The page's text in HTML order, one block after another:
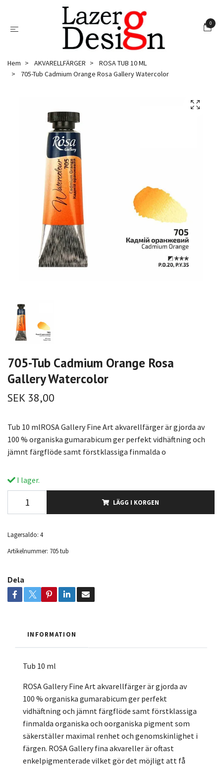
0
Hem AKVARELLFÄRGER
ROSA TUB 10 ML
705-Tub Cadmium Orange Rosa Gallery Watercolor
705-Tub Cadmium Orange Rosa
Gallery Watercolor
SEK 38,00
Tub 10 mlROSA Gallery Fine Art akvarellfärger är gjorda av
100 % organiska gumarabicum ger perfekt vidhäftning och
jämnt färgflöde samt förstklassiga finmalda o
I lager.
LÄGG I KORGEN
Lagersaldo: 4
Artikelnummer: 705 tub
Dela
INFORMATION
Tub 10 ml
ROSA Gallery Fine Art akvarellfärger är gjorda av
100 % organiska gumarabicum ger perfekt
vidhäftning och jämnt färgflöde samt förstklassiga
finmalda organiska och oorganiska pigment som
säkerställer maximal renhet och genomskinlighet i
färgen. ROSA Gallery fina akvareller är oftast
enkelpigmenterade vilket gör det möjligt att få